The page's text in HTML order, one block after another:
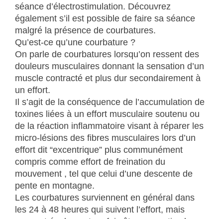
séance d’électrostimulation. Découvrez
également s’il est possible de faire sa séance
malgré la présence de courbatures.
Qu’est-ce qu’une courbature ?
On parle de courbatures lorsqu’on ressent des
douleurs musculaires donnant la sensation d’un
muscle contracté et plus dur secondairement à
un effort.
Il s’agit de la conséquence de l’accumulation de
toxines liées à un effort musculaire soutenu ou
de la réaction inflammatoire visant à réparer les
micro-lésions des fibres musculaires lors d’un
effort dit “excentrique” plus communément
compris comme effort de freination du
mouvement , tel que celui d’une descente de
pente en montagne.
Les courbatures surviennent en général dans
les 24 à 48 heures qui suivent l’effort, mais